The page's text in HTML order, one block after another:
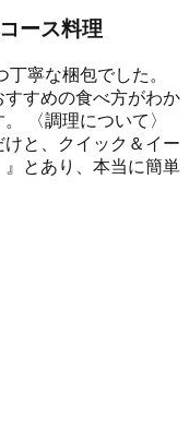
ース料理
丁寧な梱包でした。
すめの食べ方がわか
〈調理について〉
けと、クイック＆イー
とあり、本当に簡単